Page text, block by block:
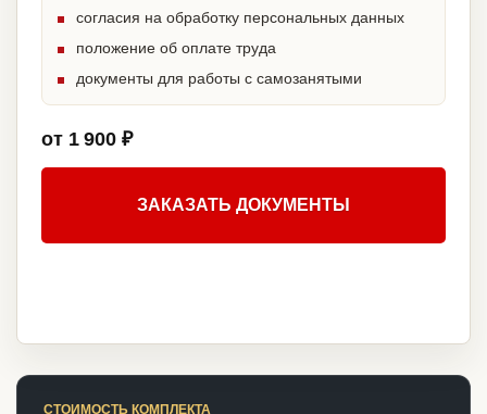
согласия на обработку персональных данных
положение об оплате труда
документы для работы с самозанятыми
от 1 900 ₽
ЗАКАЗАТЬ ДОКУМЕНТЫ
СТОИМОСТЬ КОМПЛЕКТА